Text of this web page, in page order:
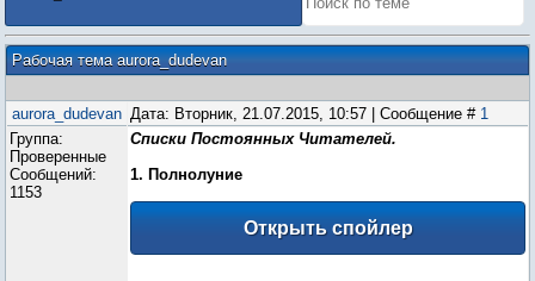
Рабочая тема aurora_dudevan
aurora_dudevan Дата: Вторник, 21.07.2015, 10:57 | Сообщение # 1
Группа:
Проверенные
Сообщений:
1153
Списки Постоянных Читателей.
1. Полнолуние